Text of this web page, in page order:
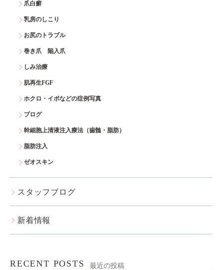
爪白癬
乳房のしこり
お尻のトラブル
巻き爪 陥入爪
しみ治療
肌再生FGF
ホクロ・イボなどの症例写真
ブログ
幹細胞上清液注入療法（歯髄・脂肪）
脂肪注入
ゼオスキン
スタッフブログ
新着情報
RECENT POSTS 最近の投稿